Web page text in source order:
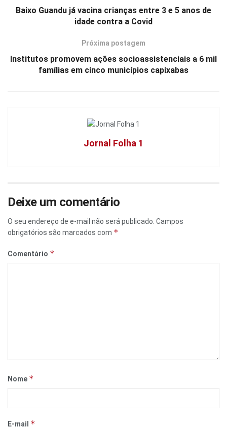
Baixo Guandu já vacina crianças entre 3 e 5 anos de
idade contra a Covid
Próxima postagem
Institutos promovem ações socioassistenciais a 6 mil
famílias em cinco municípios capixabas
Jornal Folha 1
Deixe um comentário
O seu endereço de e-mail não será publicado. Campos
obrigatórios são marcados com *
Comentário *
Nome *
E-mail *